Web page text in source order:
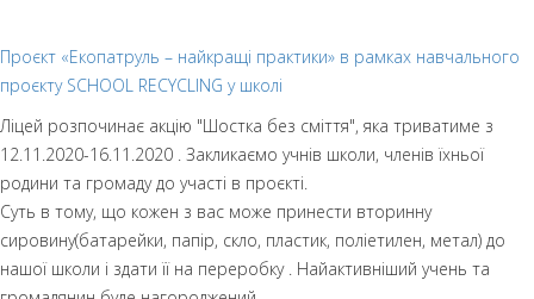
Проєкт «Екопатруль – найкращі практики» в рамках навчального
проєкту SCHOOL RECYCLING у школі
Ліцей розпочинає акцію "Шостка без сміття", яка триватиме з
12.11.2020-16.11.2020 . Закликаємо учнів школи, членів їхньої
родини та громаду до участі в проєкті.
Суть в тому, що кожен з вас може принести вторинну
сировину(батарейки, папір, скло, пластик, поліетилен, метал) до
нашої школи і здати її на переробку . Найактивніший учень та